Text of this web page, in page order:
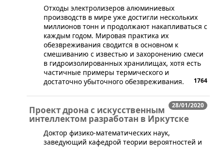
​Отходы электролизеров алюминиевых
производств в мире уже достигли нескольких
миллионов тонн и продолжают накапливаться с
каждым годом. Мировая практика их
обезвреживания сводится в основном к
смешиванию с известью и захоронению смеси
в гидроизолированных хранилищах, хотя есть
частичные примеры термического и
достаточно убыточного обезвреживания.
1764
28/01/2020
Проект дрона с искусственным
интеллектом разработан в Иркутске
Доктор физико-математических наук,
заведующий кафедрой теории вероятностей и